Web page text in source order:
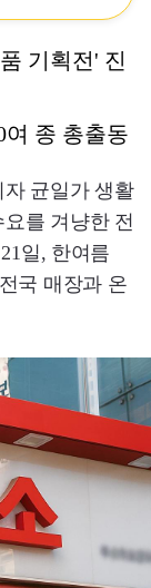
기획전' 진
여 종 총출동
균일가 생활
를 겨냥한 전
일, 한여름
국 매장과 온